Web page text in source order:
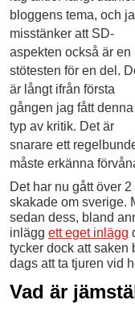
bloggens tema, och
misstänker att SD-
aspekten också är en
stötesten för en del.
är långt ifrån första
gången jag fått denna
typ av kritik. Det är
snarare ett
måste erkänna
Det har nu gått över
skakade om sverige.
sedan dess, bland
inlägg ett eget inlägg
tycker dock att saken
dags att ta tjuren vid
Vad är